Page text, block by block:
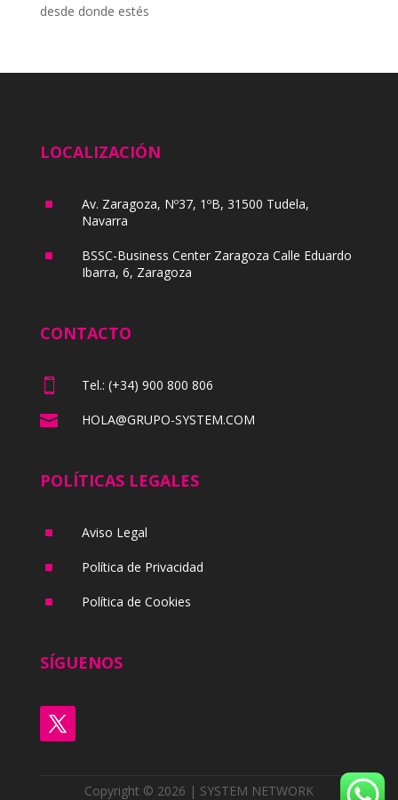
desde donde estés
LOCALIZACIÓN
^
Av. Zaragoza, Nº37, 1ºB, 31500 Tudela,
Navarra
^
BSSC-Business Center Zaragoza Calle Eduardo
Ibarra, 6, Zaragoza
CONTACTO
 Tel.: (+34) 900 800 806
 HOLA@GRUPO-SYSTEM.COM
POLÍTICAS LEGALES
^ Aviso Legal
^ Política de Privacidad
^ Política de Cookies
SÍGUENOS
Copyright © 2026 | SYSTEM NETWORK